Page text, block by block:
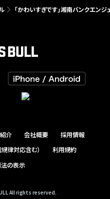
「かわいすぎです」湘南バンクエン
介 会社概要
採用情報
律対応含む）
利用規約
の表示
All rights reserved.